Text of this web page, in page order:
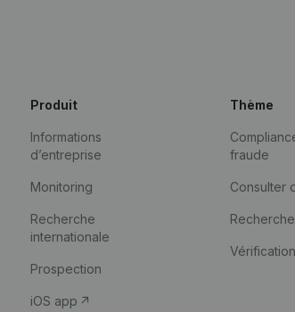
Produit
Informations
d’entreprise
Monitoring
Recherche
internationale
Prospection
iOS app
Thème
fraude
Consulter